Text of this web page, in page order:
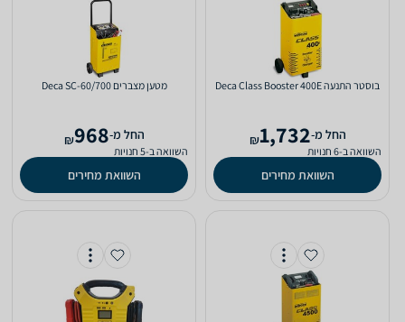
‏בוסטר התנעה Deca Class Booster 400E
‫החל מ-1,732
₪
השוואה ב-6 חנויות
השוואת מחירים
‏מטען מצברים Deca SC-60/700
‫החל מ-968
₪
השוואה ב-5 חנויות
השוואת מחירים